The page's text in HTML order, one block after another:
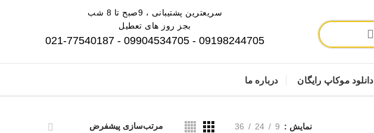
سریعترین پشتیبانی ، 9صبح تا 8 شب
بجز روز های تعطیل
09198244705 - 09904534705 - 021-77540187
دانلود موکاپ رایگان درباره ما
نمایش 9
24
36